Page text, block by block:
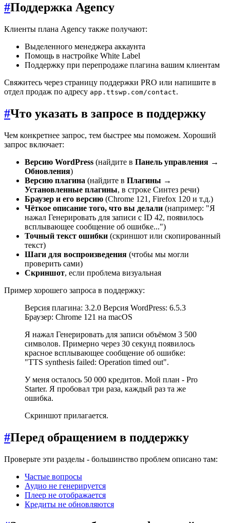
#Поддержка Agency
Клиенты плана Agency также получают:
Выделенного менеджера аккаунта
Помощь в настройке White Label
Поддержку при перепродаже плагина вашим клиентам
Свяжитесь через страницу поддержки PRO или напишите в
отдел продаж по адресу app.ttswp.com/contact.
#Что указать в запросе в поддержку
Чем конкретнее запрос, тем быстрее мы поможем. Хороший
запрос включает:
Версию WordPress (найдите в Панель управления →
Обновления)
Версию плагина (найдите в Плагины →
Установленные плагины, в строке Синтез речи)
Браузер и его версию (Chrome 121, Firefox 120 и т.д.)
Чёткое описание того, что вы делали (например: "Я
нажал Генерировать для записи с ID 42, появилось
всплывающее сообщение об ошибке...")
Точный текст ошибки (скриншот или скопированный
текст)
Шаги для воспроизведения (чтобы мы могли
проверить сами)
Скриншот, если проблема визуальная
Пример хорошего запроса в поддержку:
Версия плагина: 3.2.0 Версия WordPress: 6.5.3
Браузер: Chrome 121 на macOS
Я нажал Генерировать для записи объёмом 3 500
символов. Примерно через 30 секунд появилось
красное всплывающее сообщение об ошибке:
"TTS synthesis failed: Operation timed out".
У меня осталось 50 000 кредитов. Мой план - Pro
Starter. Я пробовал три раза, каждый раз та же
ошибка.
Скриншот прилагается.
#Перед обращением в поддержку
Проверьте эти разделы - большинство проблем описано там:
Частые вопросы
Аудио не генерируется
Плеер не отображается
Кредиты не обновляются